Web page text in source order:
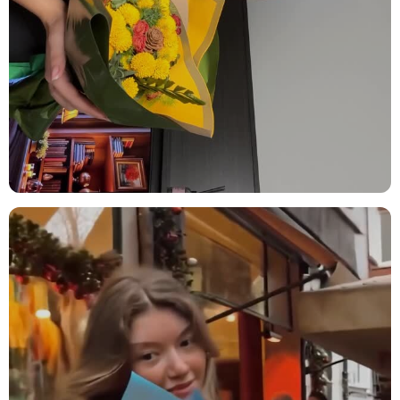
Ofis Hediyesi:Çalışma arkadaşınıza veya iş ortaklarınıza, ofis
ortamında canlılık katacak ve onlara değerli hissettirecek bir
hediye seçeneği olarak sunulabilir. Özellikle yeni iş veya terfi
kutlamalarında ideal bir tercih olacaktır.
Düğün ve Nişan:
Düğün veya nişan gibi özel günlerde, bu aranjman
mükemmel bir masa dekoru olarak kullanılabilir. Etkinliğinize zarif
bir dokunuş katarak mekanın atmosferini güzelleştirir.
Törenler ve Davetler:Her türlü tören ve davetlerde şık bir masa
düzeni oluşturmak için bu aranjmanı tercih edebilirsiniz. Yaldızlı
detaylar ve sarı orkide, mekânın havasına uyum sağlayacaktır.
Bakım İpuçları
Orkideler, aydınlık ortamları sever ancak doğrudan güneş ışığına
maruz kaldıklarında yaprakları zarar görebilir. Bu nedenle, bitkinizi
doğrudan güneş ışığı almayacak, ancak bol miktarda dolaylı ışık
görecek bir yere yerleştirmeniz en iyisidir. Orkidenizi, filtrelenmiş
ışık alabileceği bir noktada, perde arkasında konumlandırmak
bitkinizin sağlığı için faydalı olacaktır. Sulama konusunda, kireçsiz
su kullanarak ve daldırma yöntemiyle sulama yapmak önerilir. Yaz
mevsiminde 5 günde bir, kış mevsiminde ise haftada bir sulama
yeterli olacaktır. Sulama yaparken, köklerin suya tamamen
doyduğundan emin olun ve ardından fazla suyu iyice süzdürerek
bitkinizi yerine geri koyun. Bu şekilde doğru bir bakım